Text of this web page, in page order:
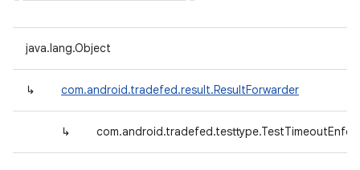
java.lang.Object
↳ com.android.tradefed.result.ResultForwarder
↳